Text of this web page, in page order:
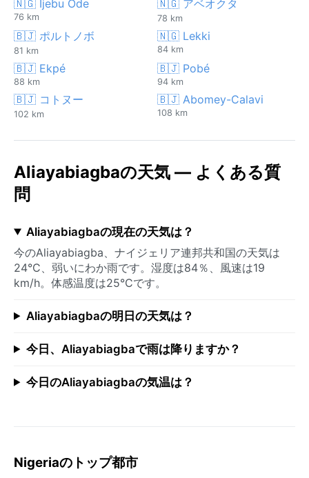
🇳🇬 Ijebu Ode
76 km
🇳🇬 アベオクタ
78 km
🇧🇯 ポルトノボ
81 km
🇳🇬 Lekki
84 km
🇧🇯 Ekpé
88 km
🇧🇯 Pobé
94 km
🇧🇯 コトヌー
102 km
🇧🇯 Abomey-Calavi
108 km
Aliayabiagbaの天気 — よくある質
問
Aliayabiagbaの現在の天気は？
今のAliayabiagba、ナイジェリア連邦共和国の天気は
24°C、弱いにわか雨です。湿度は84％、風速は19
km/h。体感温度は25°Cです。
Aliayabiagbaの明日の天気は？
今日、Aliayabiagbaで雨は降りますか？
今日のAliayabiagbaの気温は？
Nigeriaのトップ都市